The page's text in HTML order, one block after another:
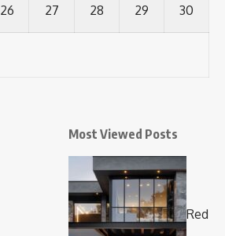
26 27 28 29 30
Most Viewed Posts
Red